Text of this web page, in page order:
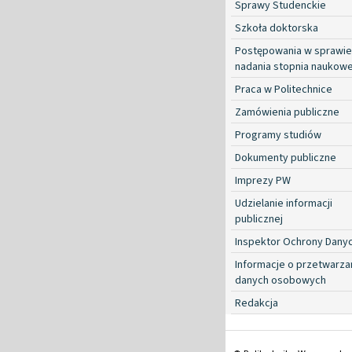
Sprawy Studenckie
Szkoła doktorska
Postępowania w sprawie
nadania stopnia
Praca w Politechnice
Zamówienia publiczne
Programy studiów
Dokumenty publiczne
Imprezy PW
Udzielanie informacji
publicznej
Inspektor Ochrony
Informacje o
danych osobowych
Redakcja